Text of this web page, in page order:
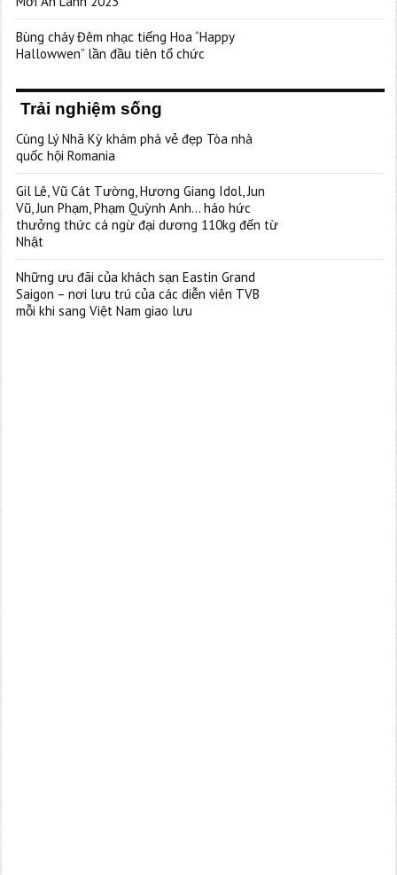
Bùng cháy Đêm nhạc tiếng Hoa “Happy
Hallowwen” lần đầu tiên tổ chức
Trải nghiệm sống
Cùng Lý Nhã Kỳ khám phá vẻ đẹp Tòa nhà
quốc hội Romania
Gil Lê, Vũ Cát Tường, Hương Giang Idol, Jun
Vũ, Jun Phạm, Phạm Quỳnh Anh… háo hức
thưởng thức cá ngừ đại dương 110kg đến từ
Nhật
Những ưu đãi của khách sạn Eastin Grand
Saigon – nơi lưu trú của các diễn viên TVB
mỗi khi sang Việt Nam giao lưu